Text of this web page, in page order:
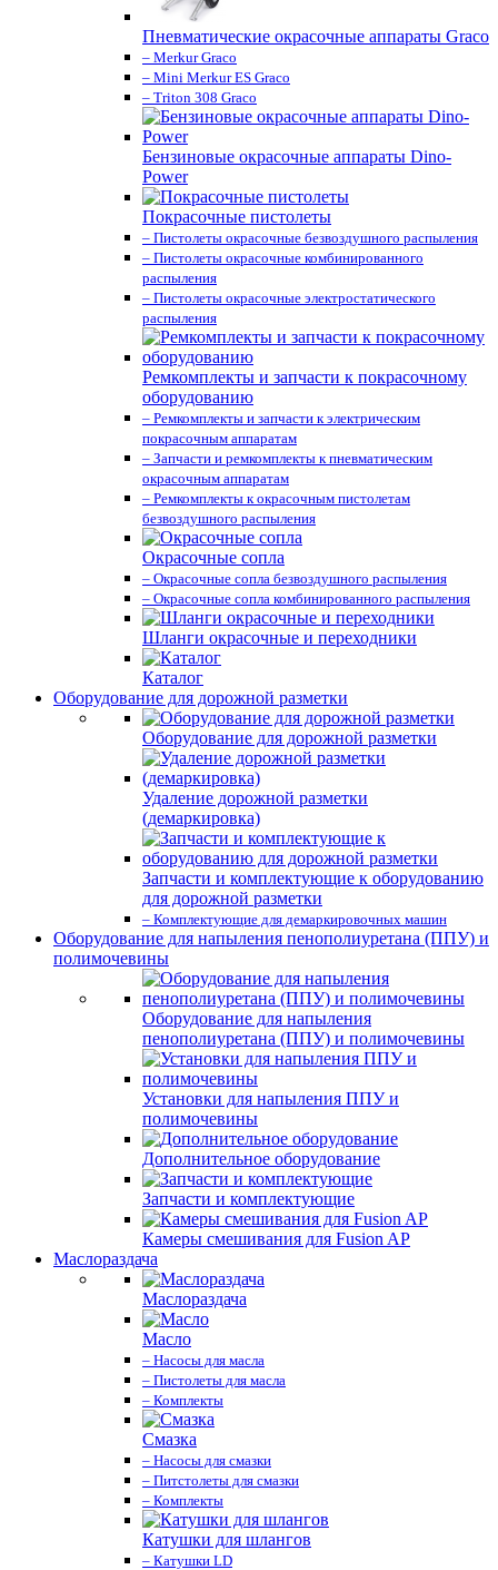
Пневматические окрасочные аппараты Graco
– Merkur Graco
– Mini Merkur ES Graco
– Triton 308 Graco
Бензиновые окрасочные аппараты Dino-
Power
Покрасочные пистолеты
– Пистолеты окрасочные безвоздушного распыления
– Пистолеты окрасочные комбинированного
распыления
– Пистолеты окрасочные электростатического
распыления
Ремкомплекты и запчасти к покрасочному
оборудованию
– Ремкомплекты и запчасти к электрическим
покрасочным аппаратам
– Запчасти и ремкомплекты к пневматическим
окрасочным аппаратам
– Ремкомплекты к окрасочным пистолетам
безвоздушного распыления
Окрасочные сопла
– Окрасочные сопла безвоздушного распыления
– Окрасочные сопла комбинированного распыления
Шланги окрасочные и переходники
Каталог
Оборудование для дорожной разметки
Оборудование для дорожной разметки
Удаление дорожной разметки
(демаркировка)
Запчасти и комплектующие к оборудованию
для дорожной разметки
– Комплектующие для демаркировочных машин
Оборудование для напыления пенополиуретана (ППУ) и
полимочевины
Оборудование для напыления
пенополиуретана (ППУ) и полимочевины
Установки для напыления ППУ и
полимочевины
Дополнительное оборудование
Запчасти и комплектующие
Камеры смешивания для Fusion AP
Маслораздача
Маслораздача
Масло
– Насосы для масла
– Пистолеты для масла
– Комплекты
Смазка
– Насосы для смазки
– Питстолеты для смазки
– Комплекты
Катушки для шлангов
– Катушки LD